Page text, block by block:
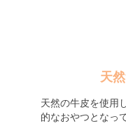
天
天然の牛皮を使用
的なおやつとなっ